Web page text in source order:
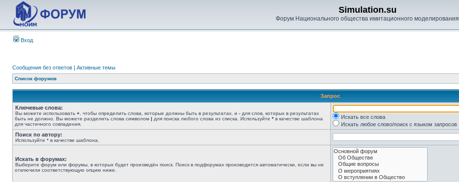
Simulation.su
Форум Национального общества имитационного моделирования
Вход
Сообщения без ответов | Активные темы
Список форумов
Запрос
Ключевые слова:
Вы можете использовать + , чтобы определить слова, которые должны быть в результатах, и - для слов, которых в результатах
быть не должно. Вы можете разделить слова символом | для поиска любого слова из списка. Используйте * в качестве шаблона
для частичного совпадения.
Искать все слова
Искать любое слово/поиск с языком запросов
Поиск по автору:
Используйте * в качестве шаблона.
Искать в форумах:
Выберите форум или форумы, в которых будет произведён поиск. Поиск в подфорумах производится автоматически, если вы не
отключили соответствующую опцию ниже.